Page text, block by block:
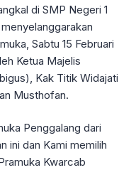
di SMP Negeri 1
Sabtu 15 Februari
Ketua Majelis
Kak Titik Widajati
Musthofan.
Penggalang dari
ini dan Kami memilih
Kwarcab